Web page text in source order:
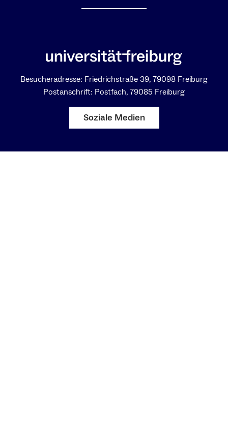
Besucheradresse: Friedrichstraße 39, 79098 Freiburg
Postanschrift: Postfach, 79085 Freiburg
Soziale Medien